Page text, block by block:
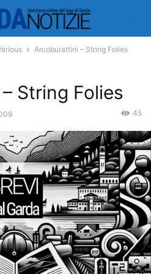
Arcoburattini – String Folies
String Folies
45